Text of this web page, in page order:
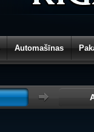
Automašīnas